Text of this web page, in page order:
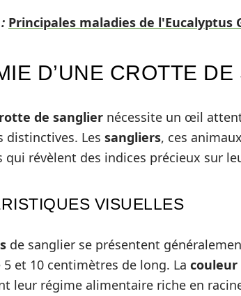
Principales maladies de
D’UNE CROTTE
de sanglier nécessite un œil
distinctives. Les sangliers, ces
qui révèlent des indices précieux sur
VISUELLES
de sanglier se présentent
et 10 centimètres de long. La couleur
leur régime alimentaire riche en